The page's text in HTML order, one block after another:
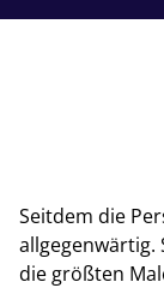
Seitdem die
allgegenwärtig.
die größten